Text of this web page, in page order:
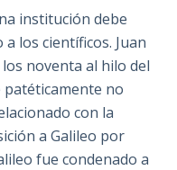
institución debe
los científicos. Juan
noventa al hilo del
no
con la
a Galileo por
fue condenado a